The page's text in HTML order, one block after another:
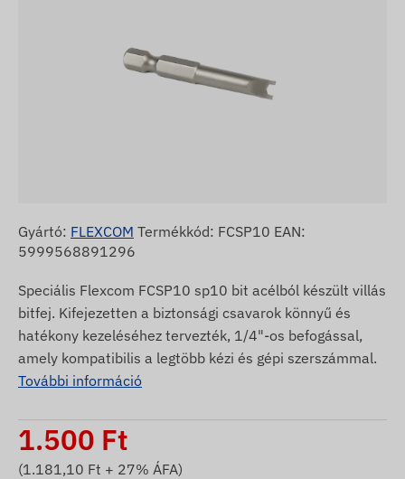
Gyártó: FLEXCOM Termékkód: FCSP10 EAN:
5999568891296
Speciális Flexcom FCSP10 sp10 bit acélból készült villás
bitfej. Kifejezetten a biztonsági csavarok könnyű és
hatékony kezeléséhez tervezték, 1/4"-os befogással,
amely kompatibilis a legtöbb kézi és gépi szerszámmal.
További információ
1.500 Ft
(1.181,10 Ft + 27% ÁFA)